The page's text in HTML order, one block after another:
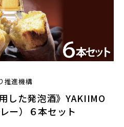
推進機構
した発泡酒》YAKIIMO
ー）６本セット